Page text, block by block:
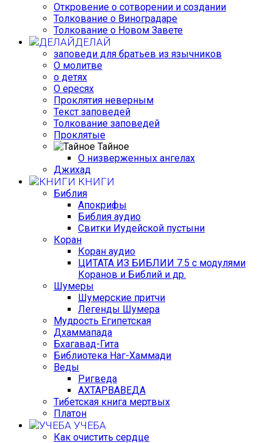
Откровение о сотворении и создании
Толкование о Виноградаре
Толкование о Новом Завете
ДЕЛАЙ
заповеди для братьев из язычников
О молитве
о детях
О ересях
Проклятия неверным
Текст заповедей
Толкование заповедей
Проклятые
Тайное
О низверженных ангелах
Джихад
КНИГИ
Библия
Апокрифы
Библия аудио
Свитки Иудейской пустыни
Коран
Коран аудио
ЦИТАТА ИЗ БИБЛИИ 7.5 с модулями
Коранов и Библий и др.
Шумеры
Шумерские притчи
Легенды Шумера
Мудрость Египетская
Дхаммапада
Бхагавад-Гита
Библиотека Наг-Хаммади
Веды
Ригведа
АХТАРВАВЕДА
Тибетская книга мертвых
Платон
УЧЕБА
Как очистить сердце